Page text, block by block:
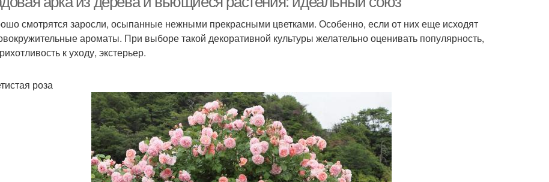
смотрятся заросли, осыпанные нежными прекрасными цветками. Особенно, если от них еще исходят
ароматы. При выборе такой декоративной культуры желательно оценивать популярность,
к уходу, экстерьер.
роза